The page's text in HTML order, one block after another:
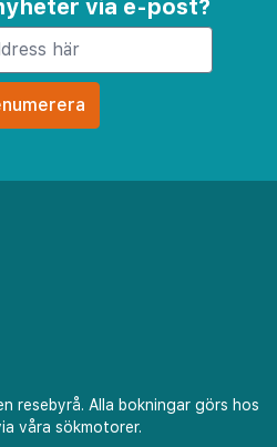
via e-post?
resebyrå. Alla bokningar görs hos
våra sökmotorer.